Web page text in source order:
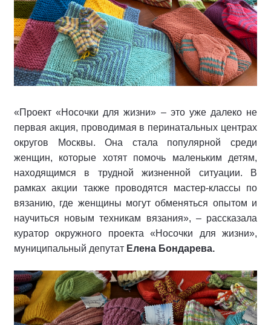
«Проект «Носочки для жизни» – это уже далеко не
первая акция, проводимая в перинатальных центрах
округов Москвы. Она стала популярной среди
женщин, которые хотят помочь маленьким детям,
находящимся в трудной жизненной ситуации. В
рамках акции также проводятся мастер-классы по
вязанию, где женщины могут обменяться опытом и
научиться новым техникам вязания», – рассказала
куратор окружного проекта «Носочки для жизни»,
муниципальный депутат Елена Бондарева.